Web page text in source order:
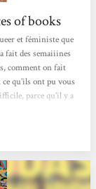
of books
et féministe que
fait des semaiiines
comment on fait
qu’ils ont pu vous
parce qu’il y a
de base est